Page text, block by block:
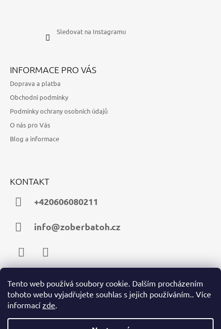
Tento web používá soubory cookie. Dalším procházením
tohoto webu vyjadřujete souhlas s jejich používáním.. Více
informací zde.
Sledovat na Instagramu
INFORMACE PRO VÁS
Doprava a platba
Obchodní podmínky
Podmínky ochrany osobních údajů
O nás pro Vás
Blog a informace
KONTAKT
+420606080211
info@zoberbatoh.cz
FacebookInstagram
PŘIJÍMÁME ONLINE PLATBY